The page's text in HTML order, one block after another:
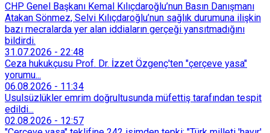
CHP Genel Başkanı Kemal Kılıçdaroğlu’nun Basın Danışmanı
Atakan Sönmez, Selvi Kılıçdaroğlu’nun sağlık durumuna ilişkin
bazı mecralarda yer alan iddiaların gerçeği yansıtmadığını
bildirdi.
31.07.2026 - 22:48
Ceza hukukçusu Prof. Dr. İzzet Özgenç'ten "çerçeve yasa"
yorumu...
06.08.2026 - 11:34
Usulsüzlükler emrim doğrultusunda müfettiş tarafından tespit
edildi...
02.08.2026 - 12:57